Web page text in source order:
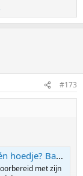
#173
verloop" in massastart | Sporza
met zijn